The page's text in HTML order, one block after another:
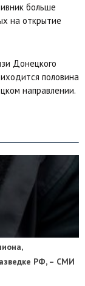
больше
на открытие
Донецкого
половина
направлении.
РФ, – СМИ